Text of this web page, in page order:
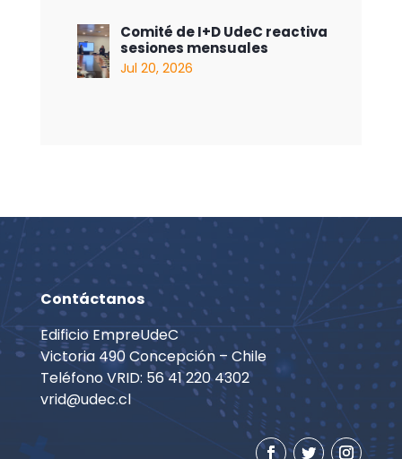
Comité de I+D UdeC reactiva
sesiones mensuales
Jul 20, 2026
Contáctanos
Edificio EmpreUdeC
Victoria 490 Concepción – Chile
Teléfono VRID: 56 41 220 4302
vrid@udec.cl